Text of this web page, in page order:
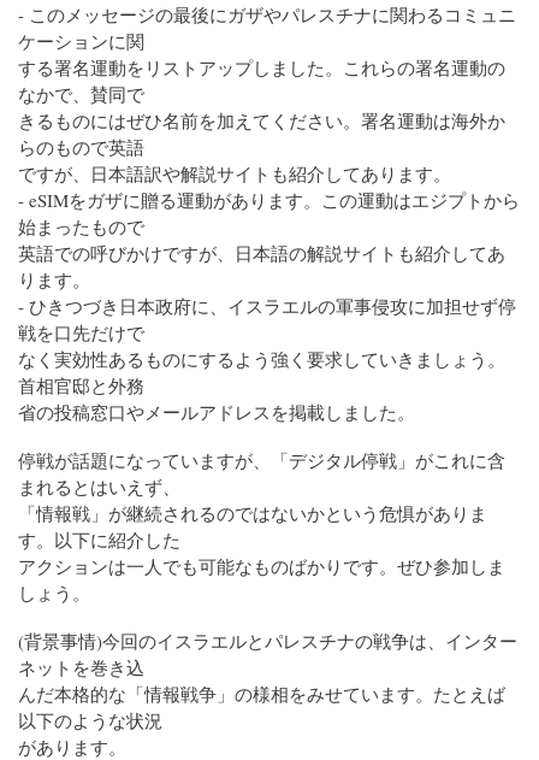
- このメッセージの最後にガザやパレスチナに関わるコミュニ
ケーションに関
する署名運動をリストアップしました。これらの署名運動の
なかで、賛同で
きるものにはぜひ名前を加えてください。署名運動は海外か
らのもので英語
ですが、日本語訳や解説サイトも紹介してあります。
- eSIMをガザに贈る運動があります。この運動はエジプトから
始まったもので
英語での呼びかけですが、日本語の解説サイトも紹介してあ
ります。
- ひきつづき日本政府に、イスラエルの軍事侵攻に加担せず停
戦を口先だけで
なく実効性あるものにするよう強く要求していきましょう。
首相官邸と外務
省の投稿窓口やメールアドレスを掲載しました。
停戦が話題になっていますが、「デジタル停戦」がこれに含
まれるとはいえず、
「情報戦」が継続されるのではないかという危惧がありま
す。以下に紹介した
アクションは一人でも可能なものばかりです。ぜひ参加しま
しょう。
(背景事情)今回のイスラエルとパレスチナの戦争は、インター
ネットを巻き込
んだ本格的な「情報戦争」の様相をみせています。たとえば
以下のような状況
があります。